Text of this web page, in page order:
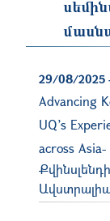
29/08/2025
Advancing
UQ’s
across Asia-